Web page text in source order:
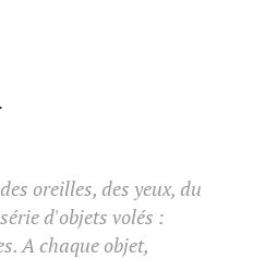
oreilles, des yeux, du
d'objets volés :
A chaque objet,